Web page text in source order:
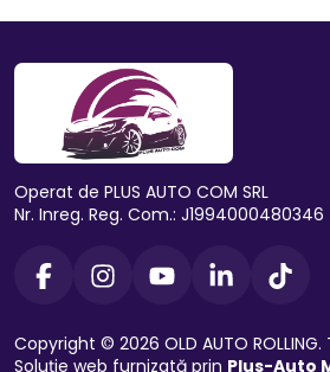
Operat de PLUS AUTO COM SRL
Nr. Inreg. Reg. Com.: J1994000480346
Copyright © 2026 OLD AUTO
Soluție web furnizată prin Plus-Auto